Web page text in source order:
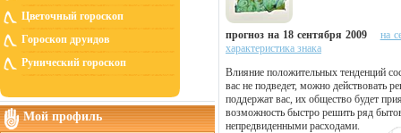
Цветочный гороскоп
Гороскоп друидов
Рунический гороскоп
Мой профиль
прогноз на 18 сентября 2009
на
характеристика знака
Влияние положительных тенденций
вас не подведет, можно действовать
поддержат вас, их общество будет
возможность быстро решить ряд
непредвиденными расходами.